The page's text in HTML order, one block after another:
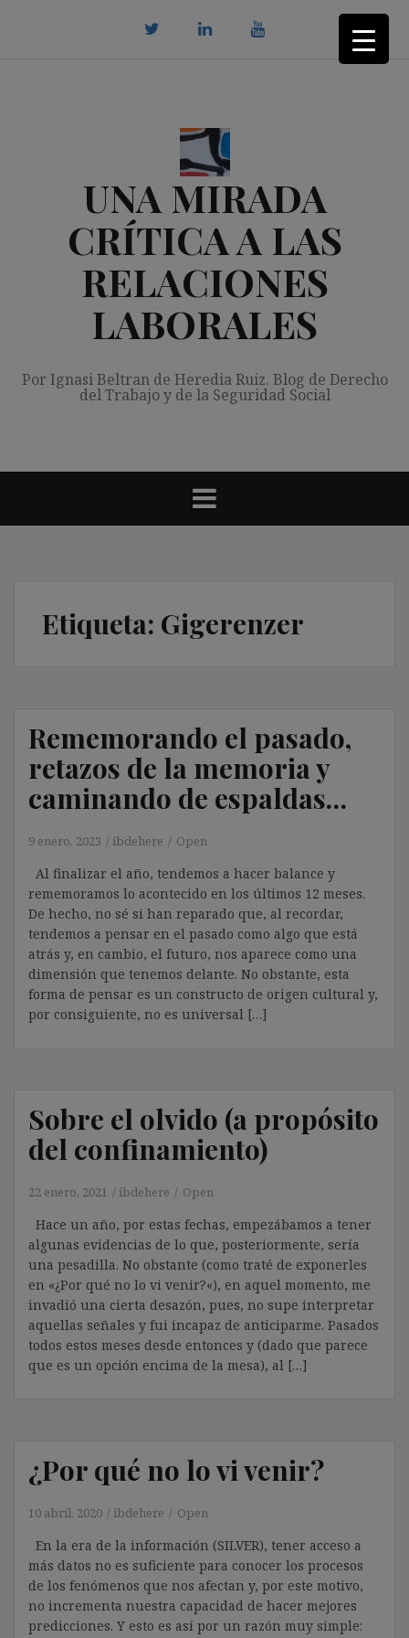
UNA MIRADA
CRÍTICA A LAS
RELACIONES
LABORALES
Por Ignasi Beltran de Heredia Ruiz. Blog de Derecho
del Trabajo y de la Seguridad Social
Etiqueta: Gigerenzer
Rememorando el pasado,
retazos de la memoria y
caminando de espaldas…
9 enero, 2023 ibdehere Open
Al finalizar el año, tendemos a hacer balance y
rememoramos lo acontecido en los últimos 12 meses.
De hecho, no sé si han reparado que, al recordar,
tendemos a pensar en el pasado como algo que está
atrás y, en cambio, el futuro, nos aparece como una
dimensión que tenemos delante. No obstante, esta
forma de pensar es un constructo de origen cultural y,
por consiguiente, no es universal […]
Sobre el olvido (a propósito
del confinamiento)
22 enero, 2021 ibdehere Open
Hace un año, por estas fechas, empezábamos a tener
algunas evidencias de lo que, posteriormente, sería
una pesadilla. No obstante (como traté de exponerles
en «¿Por qué no lo vi venir?«), en aquel momento, me
invadió una cierta desazón, pues, no supe interpretar
aquellas señales y fui incapaz de anticiparme. Pasados
todos estos meses desde entonces y (dado que parece
que es un opción encima de la mesa), al […]
¿Por qué no lo vi venir?
10 abril, 2020 ibdehere Open
En la era de la información (SILVER), tener acceso a
más datos no es suficiente para conocer los procesos
de los fenómenos que nos afectan y, por este motivo,
no incrementa nuestra capacidad de hacer mejores
predicciones. Y esto es así por un razón muy simple: